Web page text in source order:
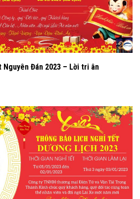
Nguyên Đán 2023 – Lời tri ân